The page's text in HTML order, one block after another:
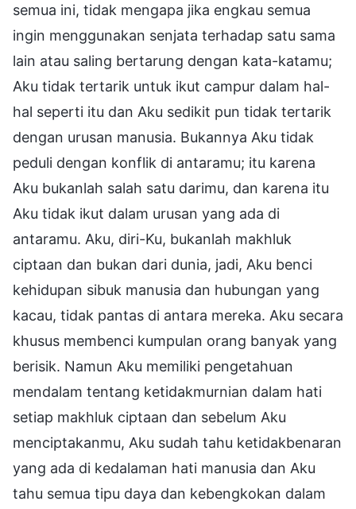
semua ini, tidak mengapa jika engkau semua
ingin menggunakan senjata terhadap satu sama
lain atau saling bertarung dengan kata-katamu;
Aku tidak tertarik untuk ikut campur dalam hal-
hal seperti itu dan Aku sedikit pun tidak tertarik
dengan urusan manusia. Bukannya Aku tidak
peduli dengan konflik di antaramu; itu karena
Aku bukanlah salah satu darimu, dan karena itu
Aku tidak ikut dalam urusan yang ada di
antaramu. Aku, diri-Ku, bukanlah makhluk
ciptaan dan bukan dari dunia, jadi, Aku benci
kehidupan sibuk manusia dan hubungan yang
kacau, tidak pantas di antara mereka. Aku secara
khusus membenci kumpulan orang banyak yang
berisik. Namun Aku memiliki pengetahuan
mendalam tentang ketidakmurnian dalam hati
setiap makhluk ciptaan dan sebelum Aku
menciptakanmu, Aku sudah tahu ketidakbenaran
yang ada di kedalaman hati manusia dan Aku
tahu semua tipu daya dan kebengkokan dalam